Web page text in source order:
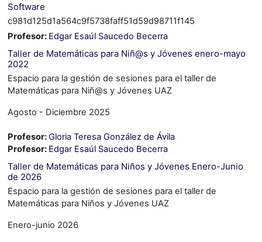
Software
c981d125d1a564c9f5738faff51d59d98711f145
Profesor: Edgar Esaúl Saucedo Becerra
Taller de Matemáticas para Niñ@s y Jóvenes enero-mayo
2022
Espacio para la gestión de sesiones para el taller de
Matemáticas para Niñ@s y Jóvenes UAZ
Agosto - Diciembre 2025
Profesor:Gloria Teresa González de Ávila
Profesor: Edgar Esaúl Saucedo Becerra
Taller de Matemáticas para Niños y Jóvenes Enero-Junio
de 2026
Espacio para la gestión de sesiones para el taller de
Matemáticas para Niños y Jóvenes UAZ
Enero-junio 2026